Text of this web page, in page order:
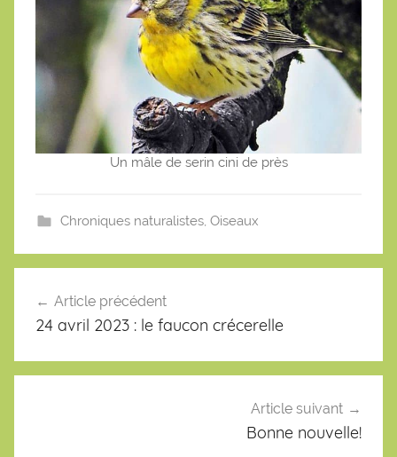
Un mâle de serin cini de près
Chroniques naturalistes, Oiseaux
l’article
Article précédent
24 avril 2023 : le faucon crécerelle
Article suivant
Bonne nouvelle!